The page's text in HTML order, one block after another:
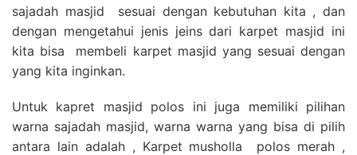
sajadah masjid sesuai dengan kebutuhan kita , dan
dengan mengetahui jenis jeins dari karpet masjid ini
kita bisa membeli karpet masjid yang sesuai dengan
yang kita inginkan.
Untuk kapret masjid polos ini juga memiliki pilihan
warna sajadah masjid, warna warna yang bisa di pilih
antara lain adalah , Karpet musholla polos merah ,